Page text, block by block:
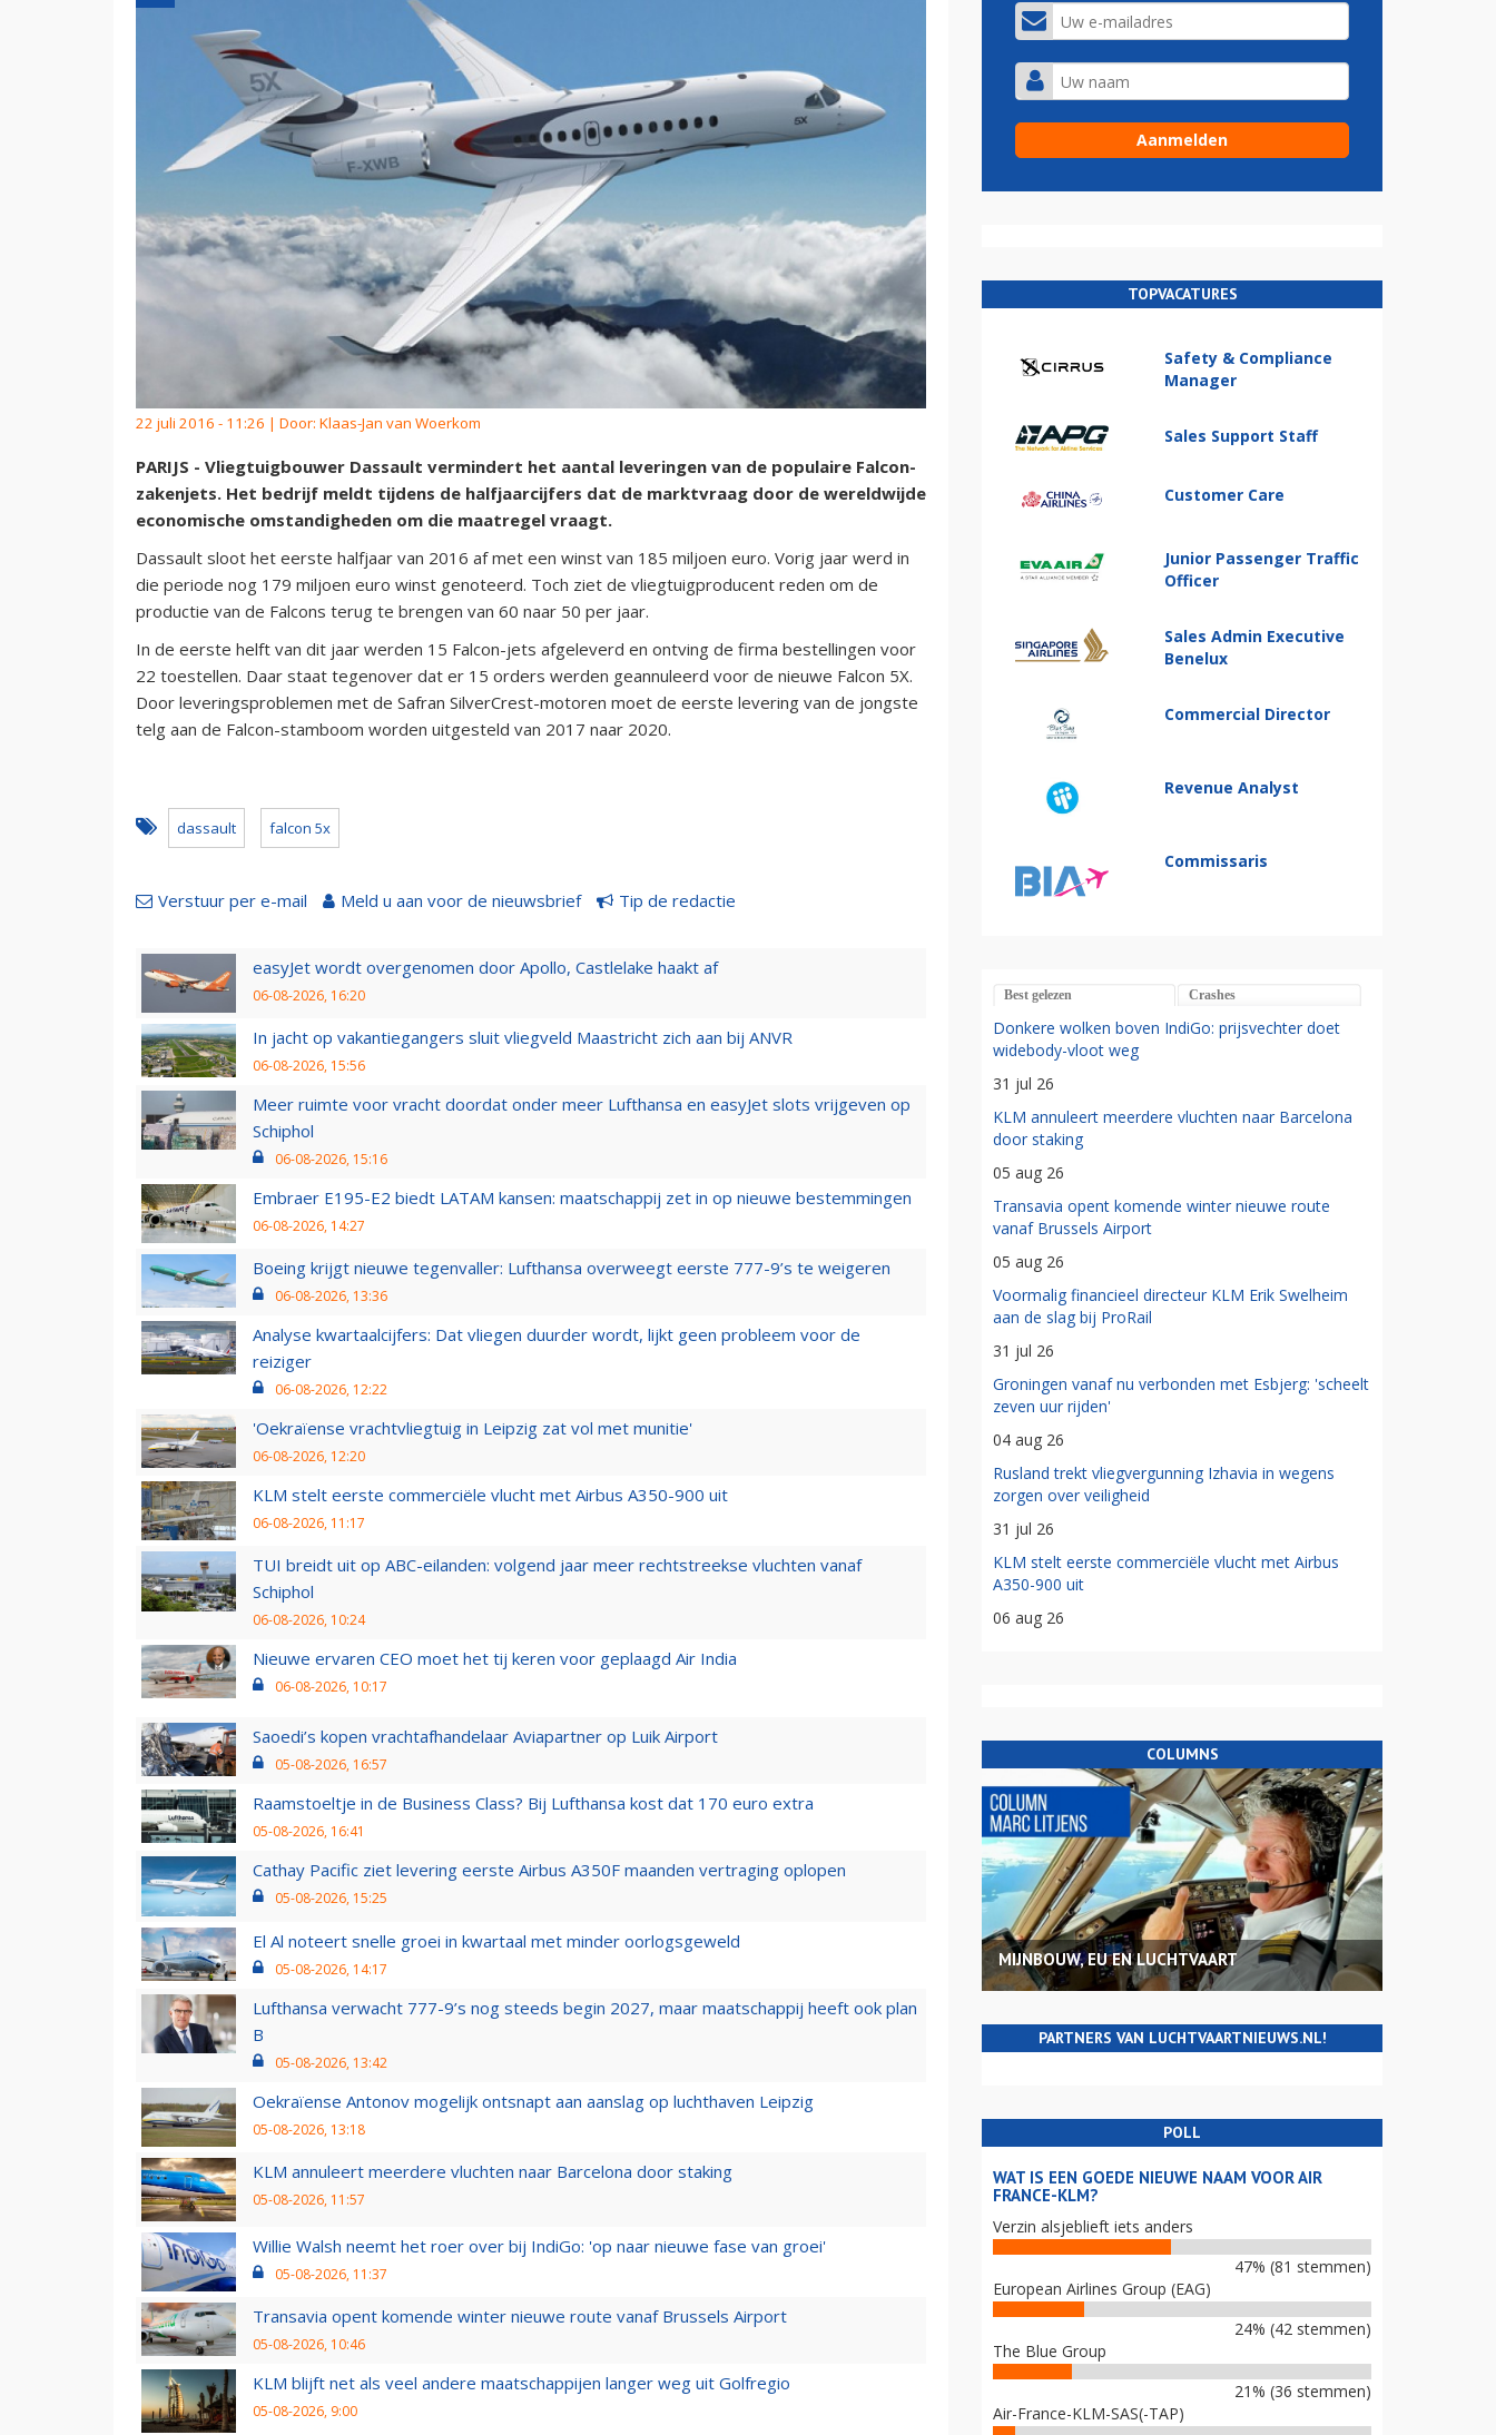
22 juli 2016 - 11:26 | Door: Klaas-Jan van Woerkom
PARIJS - Vliegtuigbouwer Dassault vermindert het aantal leveringen van de populaire Falcon-
zakenjets. Het bedrijf meldt tijdens de halfjaarcijfers dat de marktvraag door de wereldwijde
economische omstandigheden om die maatregel vraagt.
Dassault sloot het eerste halfjaar van 2016 af met een winst van 185 miljoen euro. Vorig jaar werd in
die periode nog 179 miljoen euro winst genoteerd. Toch ziet de vliegtuigproducent reden om de
productie van de Falcons terug te brengen van 60 naar 50 per jaar.
In de eerste helft van dit jaar werden 15 Falcon-jets afgeleverd en ontving de firma bestellingen voor
22 toestellen. Daar staat tegenover dat er 15 orders werden geannuleerd voor de nieuwe Falcon 5X.
Door leveringsproblemen met de Safran SilverCrest-motoren moet de eerste levering van de jongste
telg aan de Falcon-stamboom worden uitgesteld van 2017 naar 2020.
dassault falcon 5x
Verstuur per e-mail Meld u aan voor de nieuwsbrief Tip de redactie
easyJet wordt overgenomen door Apollo, Castlelake haakt af
06-08-2026, 16:20
In jacht op vakantiegangers sluit vliegveld Maastricht zich aan bij ANVR
06-08-2026, 15:56
Meer ruimte voor vracht doordat onder meer Lufthansa en easyJet slots vrijgeven op
Schiphol
06-08-2026, 15:16
Embraer E195-E2 biedt LATAM kansen: maatschappij zet in op nieuwe bestemmingen
06-08-2026, 14:27
Boeing krijgt nieuwe tegenvaller: Lufthansa overweegt eerste 777-9’s te weigeren
06-08-2026, 13:36
Analyse kwartaalcijfers: Dat vliegen duurder wordt, lijkt geen probleem voor de
reiziger
06-08-2026, 12:22
'Oekraïense vrachtvliegtuig in Leipzig zat vol met munitie'
06-08-2026, 12:20
KLM stelt eerste commerciële vlucht met Airbus A350-900 uit
06-08-2026, 11:17
TUI breidt uit op ABC-eilanden: volgend jaar meer rechtstreekse vluchten vanaf
Schiphol
06-08-2026, 10:24
Nieuwe ervaren CEO moet het tij keren voor geplaagd Air India
06-08-2026, 10:17
Saoedi’s kopen vrachtafhandelaar Aviapartner op Luik Airport
05-08-2026, 16:57
Raamstoeltje in de Business Class? Bij Lufthansa kost dat 170 euro extra
05-08-2026, 16:41
Cathay Pacific ziet levering eerste Airbus A350F maanden vertraging oplopen
05-08-2026, 15:25
El Al noteert snelle groei in kwartaal met minder oorlogsgeweld
05-08-2026, 14:17
Lufthansa verwacht 777-9’s nog steeds begin 2027, maar maatschappij heeft ook plan
B
05-08-2026, 13:42
Oekraïense Antonov mogelijk ontsnapt aan aanslag op luchthaven Leipzig
05-08-2026, 13:18
KLM annuleert meerdere vluchten naar Barcelona door staking
05-08-2026, 11:57
Willie Walsh neemt het roer over bij IndiGo: 'op naar nieuwe fase van groei'
05-08-2026, 11:37
Transavia opent komende winter nieuwe route vanaf Brussels Airport
05-08-2026, 10:46
KLM blijft net als veel andere maatschappijen langer weg uit Golfregio
05-08-2026, 9:00
TOPVACATURES
Safety & Compliance
Manager
Sales Support Staff
Customer Care
Junior Passenger Traffic
Officer
Sales Admin Executive
Benelux
Commercial Director
Revenue Analyst
Commissaris
Best gelezen Crashes
Donkere wolken boven IndiGo: prijsvechter doet
widebody-vloot weg
31 jul 26
KLM annuleert meerdere vluchten naar Barcelona
door staking
05 aug 26
Transavia opent komende winter nieuwe route
vanaf Brussels Airport
05 aug 26
Voormalig financieel directeur KLM Erik Swelheim
aan de slag bij ProRail
31 jul 26
Groningen vanaf nu verbonden met Esbjerg: 'scheelt
zeven uur rijden'
04 aug 26
Rusland trekt vliegvergunning Izhavia in wegens
zorgen over veiligheid
31 jul 26
KLM stelt eerste commerciële vlucht met Airbus
A350-900 uit
06 aug 26
COLUMNS
MIJNBOUW, EU EN LUCHTVAART
PARTNERS VAN LUCHTVAARTNIEUWS.NL!
POLL
WAT IS EEN GOEDE NIEUWE NAAM VOOR AIR
FRANCE-KLM?
Verzin alsjeblieft iets anders
47% (81 stemmen)
European Airlines Group (EAG)
24% (42 stemmen)
The Blue Group
21% (36 stemmen)
Air-France-KLM-SAS(-TAP)